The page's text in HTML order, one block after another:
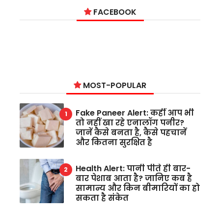
FACEBOOK
MOST-POPULAR
Fake Paneer Alert: कहीं आप भी
तो नहीं खा रहे एनालॉग पनीर?
जानें कैसे बनता है, कैसे पहचानें
और कितना सुरक्षित है
Health Alert: पानी पीते ही बार-
बार पेशाब आता है? जानिए कब है
सामान्य और किन बीमारियों का हो
सकता है संकेत